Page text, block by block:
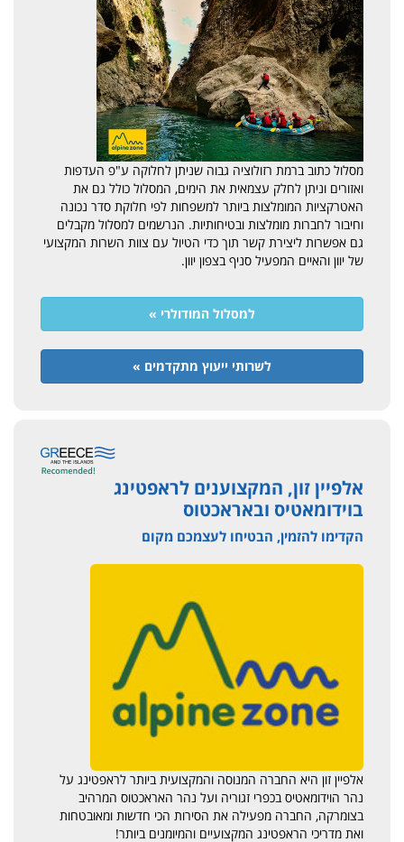
מסלול כתוב ברמת רזולוציה גבוה שניתן לחלוקה ע"פ העדפות
ואזורים וניתן לחלק עצמאית את הימים, המסלול כולל גם את
האטרקציות המומלצות ביותר למשפחות לפי חלוקת סדר נכונה
וחיבור לחברות מומלצות ובטיחותיות. הנרשמים למסלול מקבלים
גם אפשרות ליצירת קשר תוך כדי הטיול עם צוות השרות המקצועי
של יוון והאיים המפעיל סניף בצפון יוון.
למסלול המודולרי »
לשרותי ייעוץ מתקדמים »
אלפיין זון, המקצוענים לראפטינג
בוידומאטיס ובאראכטוס
הקדימו להזמין, הבטיחו לעצמכם מקום
אלפיין זון היא החברה המנוסה והמקצועית ביותר לראפטינג על
נהר הוידומאטיס בכפרי זגוריה ועל נהר האראכטוס המרהיב
בצומרקה, החברה מפעילה את הסירות הכי חדשות ומאובטחות
ואת מדריכי הראפטינג המקצועיים והמיומנים ביותר!